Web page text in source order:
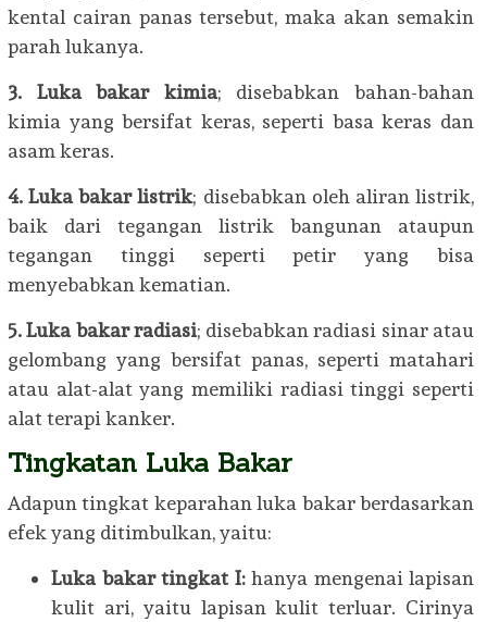
kental cairan panas tersebut, maka akan semakin
parah lukanya.
3. Luka bakar kimia; disebabkan bahan-bahan
kimia yang bersifat keras, seperti basa keras dan
asam keras.
4. Luka bakar listrik; disebabkan oleh aliran listrik,
baik dari tegangan listrik bangunan ataupun
tegangan tinggi seperti petir yang bisa
menyebabkan kematian.
5. Luka bakar radiasi; disebabkan radiasi sinar atau
gelombang yang bersifat panas, seperti matahari
atau alat-alat yang memiliki radiasi tinggi seperti
alat terapi kanker.
Tingkatan Luka Bakar
Adapun tingkat keparahan luka bakar berdasarkan
efek yang ditimbulkan, yaitu:
Luka bakar tingkat I:hanya mengenai lapisan
kulit ari, yaitu lapisan kulit terluar. Cirinya